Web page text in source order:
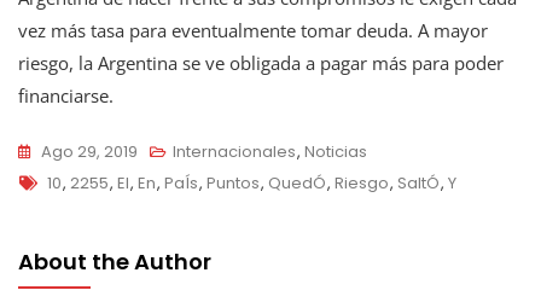
vez más tasa para eventualmente tomar deuda. A mayor
riesgo, la Argentina se ve obligada a pagar más para poder
financiarse.
Ago 29, 2019 Internacionales, Noticias
Tags
10, 2255, El, En, PaÍs, Puntos, QuedÓ, Riesgo, SaltÓ, Y
About the Author